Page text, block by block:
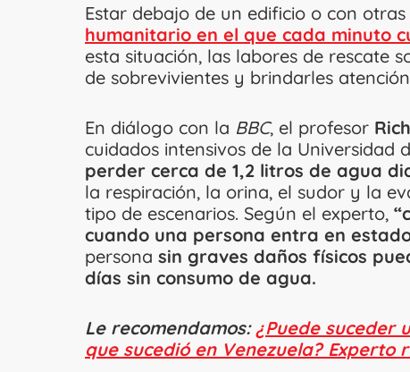
Estar debajo de un edificio o con
humanitario en el que cada minuto
esta situación, las labores de rescate
de sobrevivientes y brindarles
En diálogo con la BBC, el profesor
cuidados intensivos de la Universidad
perder cerca de 1,2 litros de agua
la respiración, la orina, el sudor y la
tipo de escenarios. Según el experto,
cuando una persona entra en
persona sin graves daños físicos
días sin consumo de agua.
Le recomendamos: ¿Puede suceder
que sucedió en Venezuela? Experto